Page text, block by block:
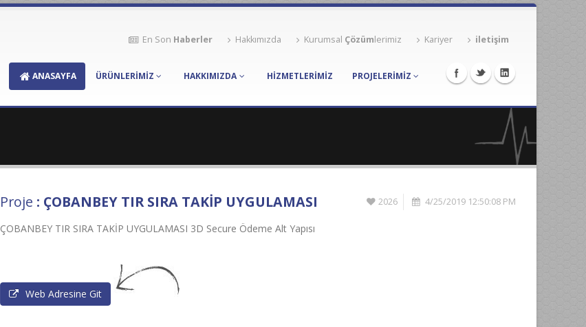
En Son Haberler Hakkımızda Kurumsal Çözümlerimiz Kariyer iletişim
ANASAYFA ÜRÜNLERİMİZ HAKKIMIZDA HİZMETLERİMİZ PROJELERIMIZ
2026 4/25/2019 12:50:08 PM
Proje : ÇOBANBEY TIR SIRA TAKİP UYGULAMASI
ÇOBANBEY TIR SIRA TAKİP UYGULAMASI 3D Secure Ödeme Alt Yapısı
Web Adresine Git